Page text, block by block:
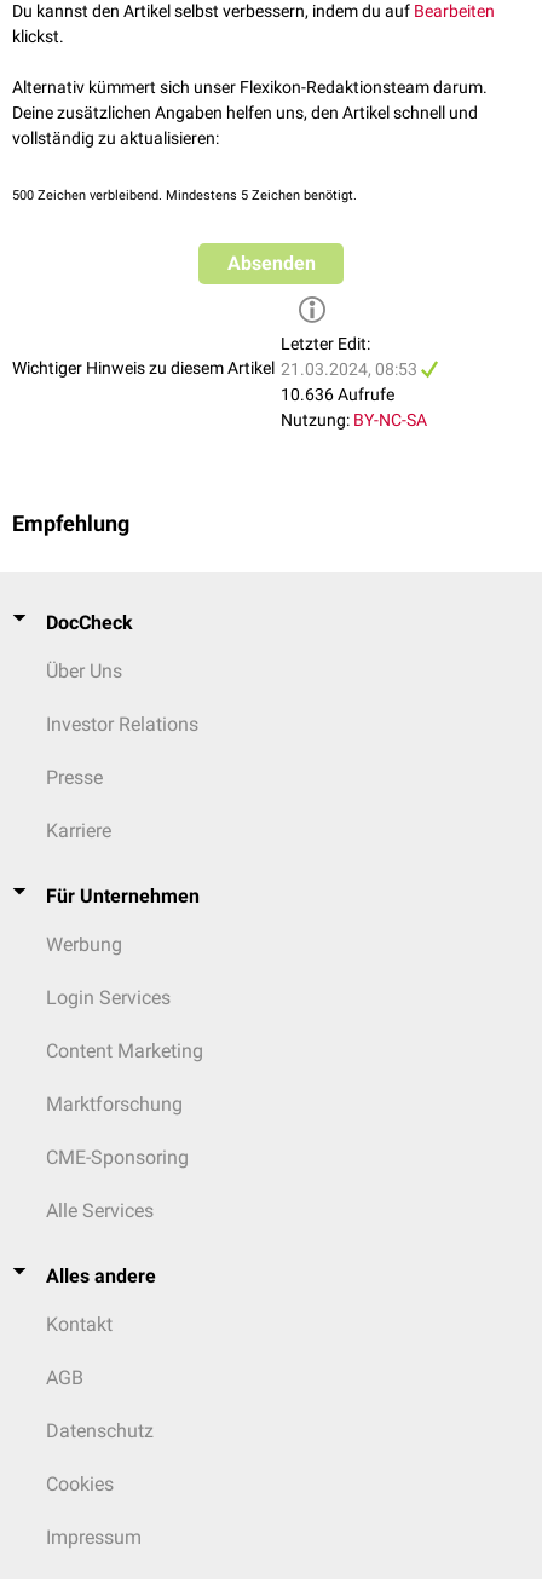
Du kannst den Artikel selbst verbessern, indem du auf Bearbeiten
klickst.
Alternativ kümmert sich unser Flexikon-Redaktionsteam darum.
Deine zusätzlichen Angaben helfen uns, den Artikel schnell und
vollständig zu aktualisieren:
500 Zeichen verbleibend. Mindestens 5 Zeichen benötigt.
Absenden
Wichtiger Hinweis zu diesem Artikel
Letzter Edit:
21.03.2024, 08:53
10.636 Aufrufe
Nutzung: BY-NC-SA
Empfehlung
DocCheck
Über Uns
Investor Relations
Presse
Karriere
Für Unternehmen
Werbung
Login Services
Content Marketing
Marktforschung
CME-Sponsoring
Alle Services
Alles andere
Kontakt
AGB
Datenschutz
Cookies
Impressum